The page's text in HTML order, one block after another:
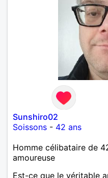
Sunshiro02
Soissons - 42 ans
Homme célibataire de
amoureuse
Est-ce que le véritable